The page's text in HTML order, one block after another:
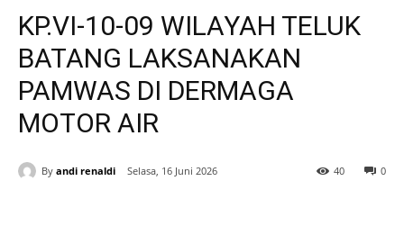
KP.VI-10-09 WILAYAH TELUK
BATANG LAKSANAKAN
PAMWAS DI DERMAGA
MOTOR AIR
By andi renaldi Selasa, 16 Juni 2026 0
40